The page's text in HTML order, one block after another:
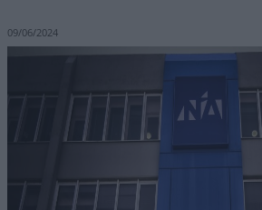
09/06/2024